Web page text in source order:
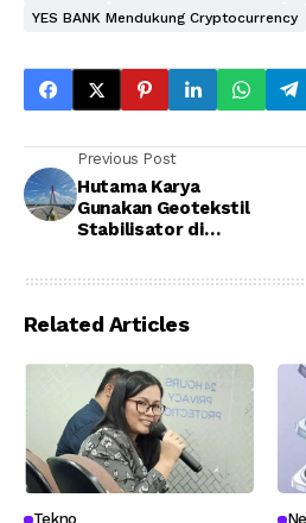
YES BANK Mendukung Cryptocurrency
Previous Post
Hutama Karya
Gunakan Geotekstil
Stabilisator di
Related Articles
Tekno